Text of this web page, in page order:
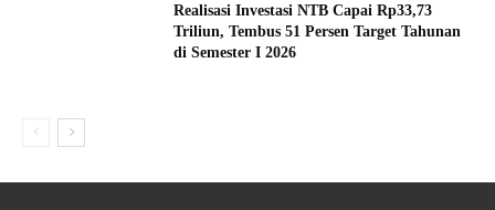
Realisasi Investasi NTB Capai Rp33,73
Triliun, Tembus 51 Persen Target Tahunan
di Semester I 2026